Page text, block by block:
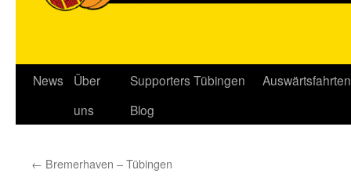
Springe
News
Über
uns
Supporters Tübingen
Blog
Auswärtsfahrten
← Bremerhaven – Tübingen